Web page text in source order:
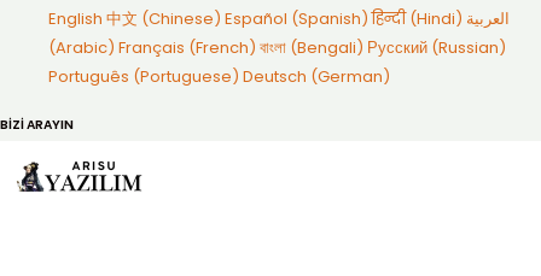
English 中文 (Chinese) Español (Spanish) हिन्दी (Hindi) العربية
(Arabic) Français (French) বাংলা (Bengali) Русский (Russian)
Português (Portuguese) Deutsch (German)
BİZİ ARAYIN